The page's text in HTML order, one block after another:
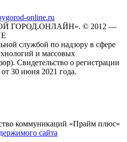
online.ru
ГОРОД.ОНЛАЙН». © 2012 —
службой по надзору в сфере
и массовых
Свидетельство о регистрации
30 июня 2021 года.
коммуникаций «Прайм плюс»
сайта